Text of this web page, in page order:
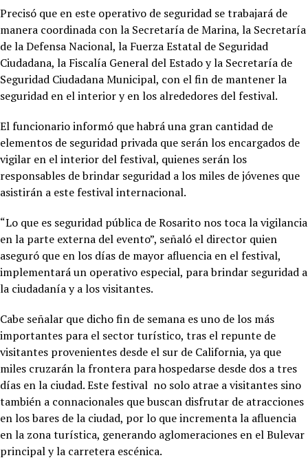
Precisó que en este operativo de seguridad se trabajará de
manera coordinada con la Secretaría de Marina, la Secretaría
de la Defensa Nacional, la Fuerza Estatal de Seguridad
Ciudadana, la Fiscalía General del Estado y la Secretaría de
Seguridad Ciudadana Municipal, con el fin de mantener la
seguridad en el interior y en los alrededores del festival.
El funcionario informó que habrá una gran cantidad de
elementos de seguridad privada que serán los encargados de
vigilar en el interior del festival, quienes serán los
responsables de brindar seguridad a los miles de jóvenes que
asistirán a este festival internacional.
“Lo que es seguridad pública de Rosarito nos toca la vigilancia
en la parte externa del evento”, señaló el director quien
aseguró que en los días de mayor afluencia en el festival,
implementará un operativo especial, para brindar seguridad a
la ciudadanía y a los visitantes.
Cabe señalar que dicho fin de semana es uno de los más
importantes para el sector turístico, tras el repunte de
visitantes provenientes desde el sur de California, ya que
miles cruzarán la frontera para hospedarse desde dos a tres
días en la ciudad. Este festival no solo atrae a visitantes sino
también a connacionales que buscan disfrutar de atracciones
en los bares de la ciudad, por lo que incrementa la afluencia
en la zona turística, generando aglomeraciones en el Bulevar
principal y la carretera escénica.